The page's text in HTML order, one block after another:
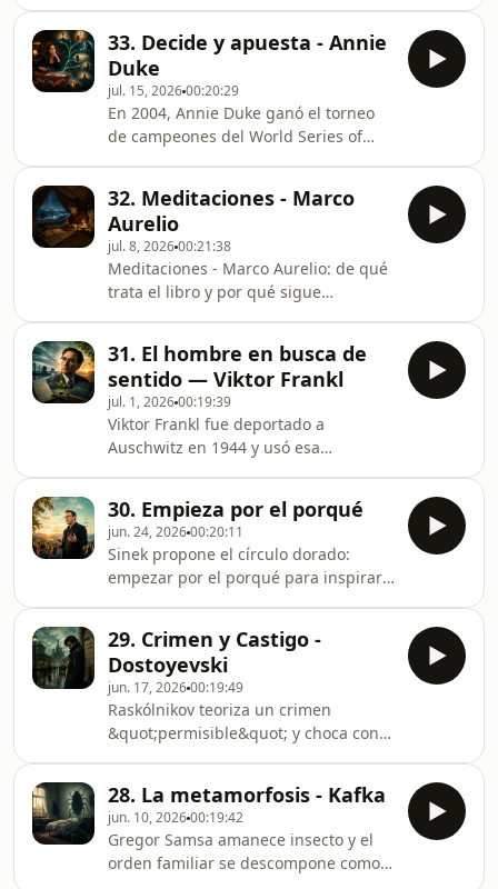
podcasts:Filosofía:
https://open.spotify.com/show/
https://open.spotify
consumo y contaminación. Detrás del
modelo estaba Donella Meadows, de
solo treinta y un años.Blog:
en20minutos.comLibros:
en20minutos.com/es/coleccionOtros
podcasts:Filosofía:
https://open.spotify.com/show/
https://open.sp
33. Decide y apuesta - Annie
Duke
jul. 15, 202600:20:29
En 2004, Annie Duke ganó el torneo
de campeones del World Series of
hecho, respondió que no sabía si
había ganado por jugar bien o por
tener suerte.Blog:
en20minutos.comLibros:
en20minutos.com/es/coleccionOtros
podcasts:Filosofía:
https://open.spotify.com/show/
https://open.spotify.com/show/0Az9
32. Meditaciones - Marco
Aurelio
jul. 8, 202600:21:38
Meditaciones - Marco Aurelio: de qué
trata el libro y por qué sigue
en20minutos.com/es/coleccionOtros
podcasts:Filosofía:
https://open.spotify.com/show/
https://open.spotify.com/show/
https://open.spotify.com/show/
https://open.spotif
31. El hombre en busca de
sentido — Viktor Frankl
jul. 1, 202600:19:39
Viktor Frankl fue deportado a
Auschwitz en 1944 y usó esa
lo que sostiene a una persona en las
peores condiciones no es la fuerza
física ni la suerte, sino el sentido. Este
episodio recorre su libro más famoso,
sus observaciones en los campos de
concentración, y la psicología del
sentido que construyó a partir de
ellas.
30. Empieza por el porqué
jun. 24, 202600:20:11
Sinek propone el círculo dorado:
empezar por el porqué para inspirar
coherente; ideas de Start with why
sobre por qué movilizamos a algunas
organizaciones y no a otras.Blog:
www.en20minutos.com
29. Crimen y Castigo -
Dostoyevski
jun. 17, 202600:19:49
Raskólnikov teoriza un crimen
&quot;permisible&quot; y choca con
mezcla thriller psicológico y novela de
ideas en San Petersburgo: pobreza,
orgullo y el precio de jugar a ser
Napoleón.
28. La metamorfosis - Kafka
jun. 10, 202600:19:42
Gregor Samsa amanece insecto y el
orden familiar se descompone como